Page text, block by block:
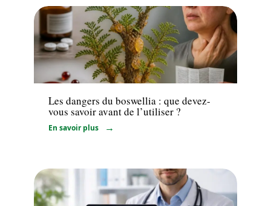
Maladie
Les dangers du boswellia : que devez-
vous savoir avant de l’utiliser ?
En savoir plus